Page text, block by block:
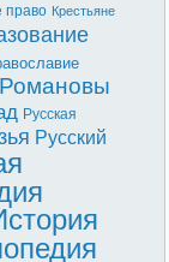
право Крестьяне
Романовы
Русская
Русский